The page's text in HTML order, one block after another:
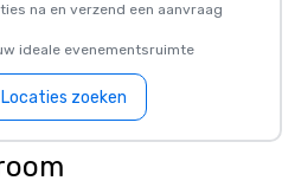
na en verzend een aanvraag
ideale evenementsruimte
Locaties zoeken